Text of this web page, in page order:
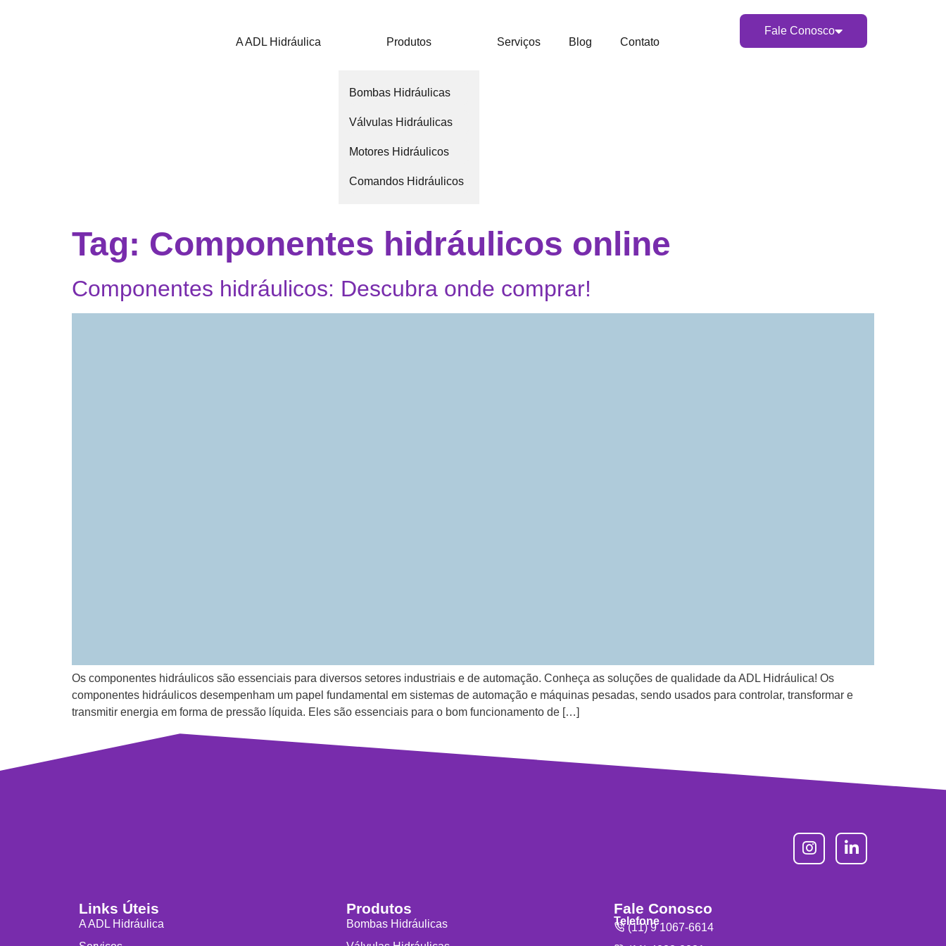
A ADL Hidráulica Produtos
Bombas Hidráulicas
Válvulas Hidráulicas
Motores Hidráulicos
Comandos Hidráulicos
Serviços Blog Contato
Fale Conosco
Tag: Componentes hidráulicos online
Componentes hidráulicos: Descubra onde comprar!
Os componentes hidráulicos são essenciais para diversos setores industriais e de automação. Conheça as soluções de qualidade da ADL Hidráulica! Os
componentes hidráulicos desempenham um papel fundamental em sistemas de automação e máquinas pesadas, sendo usados para controlar, transformar e
transmitir energia em forma de pressão líquida. Eles são essenciais para o bom funcionamento de […]
Links Úteis
A ADL Hidráulica
Produtos
Bombas Hidráulicas
Fale Conosco
Telefone
(11) 9 1067-6614